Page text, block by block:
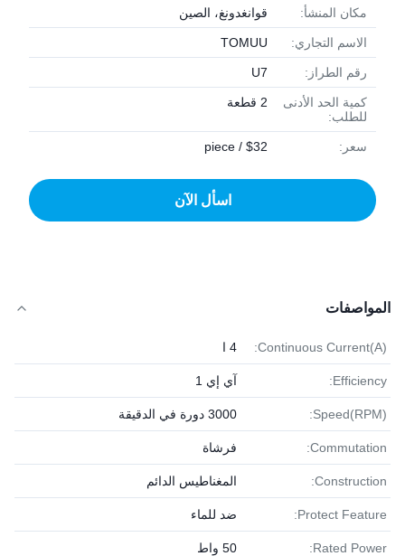
مكان المنشأ: قوانغدونغ، الصين
الاسم التجاري: TOMUU
رقم الطراز: U7
كمية الحد الأدنى
للطلب:
2 قطعة
سعر: $32 / piece
اسأل الآن
المواصفات
Continuous Current(A): 4 ا
Efficiency: آي إي 1
Speed(RPM): 3000 دورة في الدقيقة
Commutation: فرشاة
Construction: المغناطيس الدائم
Protect Feature: ضد للماء
Rated Power: 50 واط